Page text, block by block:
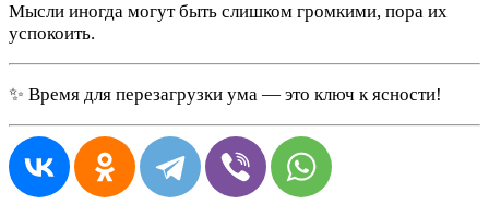
Мысли иногда могут быть слишком громкими, пора их
успокоить.
✨ Время для перезагрузки ума — это ключ к ясности!